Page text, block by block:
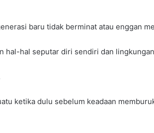
baru tidak berminat atau enggan
hal-hal seputar diri sendiri dan
ketika dulu sebelum keadaan